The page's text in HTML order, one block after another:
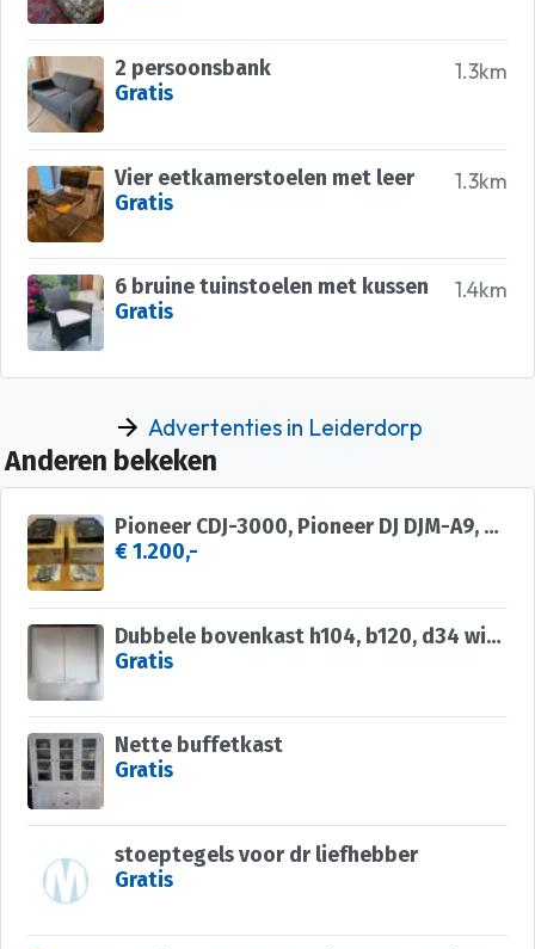
1.3km
2 persoonsbank
Gratis
1.3km
Vier eetkamerstoelen met leer
Gratis
1.4km
6 bruine tuinstoelen met kussen
Gratis
Advertenties in Leiderdorp
Anderen bekeken
Pioneer CDJ-3000, Pioneer DJ DJM-A9, Pioneer DJ DJM-V10
€ 1.200,-
Dubbele bovenkast h104, b120, d34 wit laminaat
Gratis
Nette buffetkast
Gratis
stoeptegels voor dr liefhebber
Gratis